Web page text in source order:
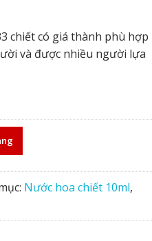
chiết có giá thành phù hợp
và được nhiều người lựa
Nước hoa chiết 10ml,